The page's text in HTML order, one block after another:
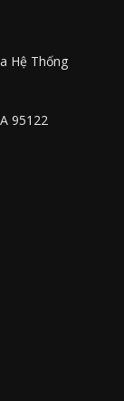
Hệ Thống
95122